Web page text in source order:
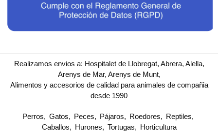
Realizamos envios a: Hospitalet de Llobregat, Abrera, Alella,
Arenys de Mar, Arenys de Munt,
Alimentos y accesorios de calidad para animales de compañia
desde 1990
Perros Gatos Peces Pájaros Roedores
Reptiles
Caballos
Hurones Tortugas Horticultura